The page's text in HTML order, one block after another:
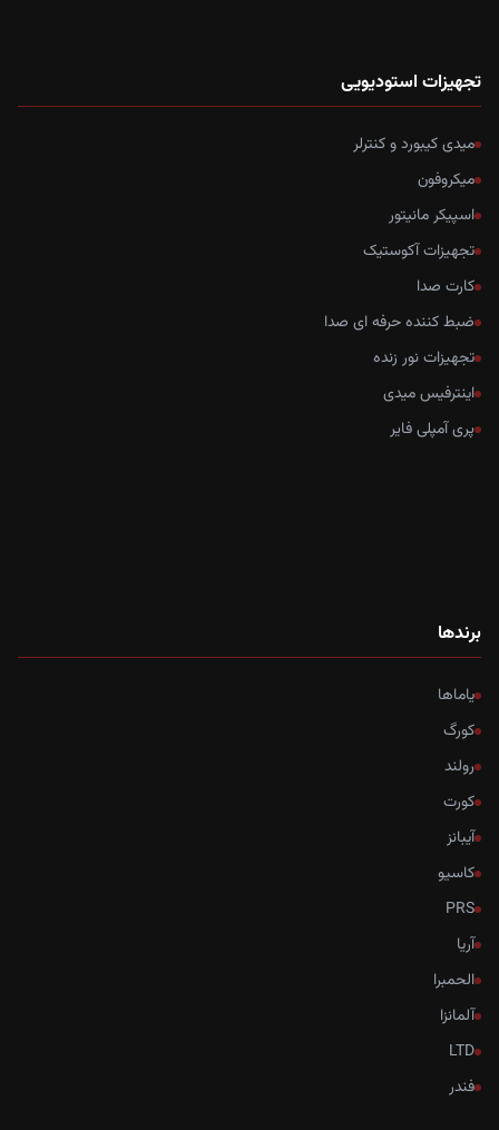
تجهیزات استودیویی
میدی کیبورد و کنترلر
میکروفون
اسپیکر مانیتور
تجهیزات آکوستیک
کارت صدا
ضبط کننده حرفه ای صدا
تجهیزات نور زنده
اینترفیس میدی
پری آمپلی فایر
برندها
یاماها
کورگ
رولند
کورت
آیبانز
کاسیو
PRS
آریا
الحمبرا
آلمانزا
LTD
فندر